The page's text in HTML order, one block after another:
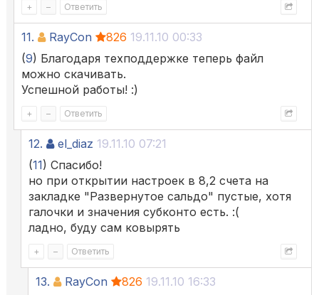
+ – Ответить
11. RayCon 826 19.11.10 00:33
(9) Благодаря техподдержке теперь файл
можно скачивать.
Успешной работы! :)
+ – Ответить
12. el_diaz 19.11.10 07:21
(11) Спасибо!
но при открытии настроек в 8,2 счета на
закладке "Развернутое сальдо" пустые, хотя
галочки и значения субконто есть. :(
ладно, буду сам ковырять
+ – Ответить
13. RayCon 826 19.11.10 16:33